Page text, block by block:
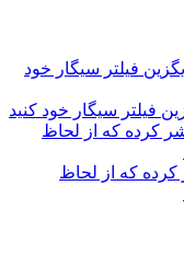
فیلتر سیگار خود کنید
کرده که از لحاظ